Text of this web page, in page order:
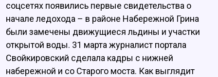
соцсетях появились первые свидетельства о
начале ледохода – в районе Набережной Грина
были замечены движущиеся льдины и участки
открытой воды. 31 марта журналист портала
Свойкировский сделала кадры с нижней
набережной и со Старого моста. Как выглядит